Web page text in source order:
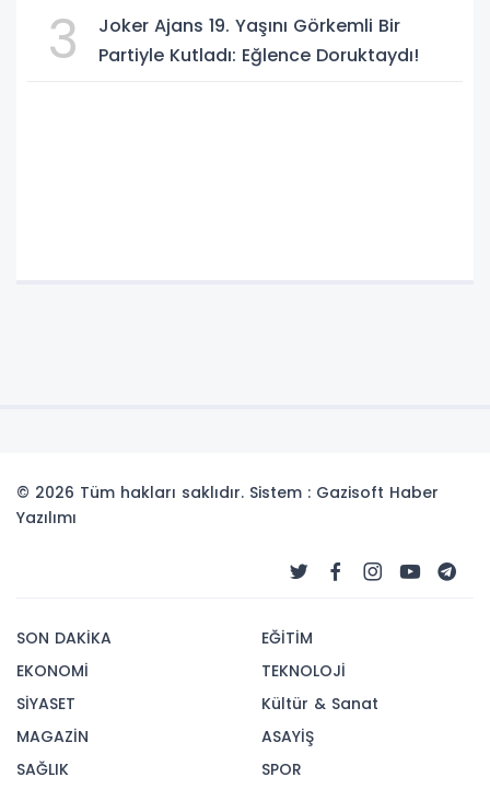
3
Joker Ajans 19. Yaşını Görkemli Bir
Partiyle Kutladı: Eğlence Doruktaydı!
© 2026 Tüm hakları saklıdır. Sistem : Gazisoft Haber
Yazılımı
SON DAKİKA
EKONOMİ
SİYASET
MAGAZİN
SAĞLIK
EĞİTİM
TEKNOLOJİ
Kültür & Sanat
ASAYİŞ
SPOR